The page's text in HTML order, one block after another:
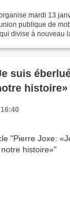
mardi 13
publique de
divise à nouveau
suis
histoire»